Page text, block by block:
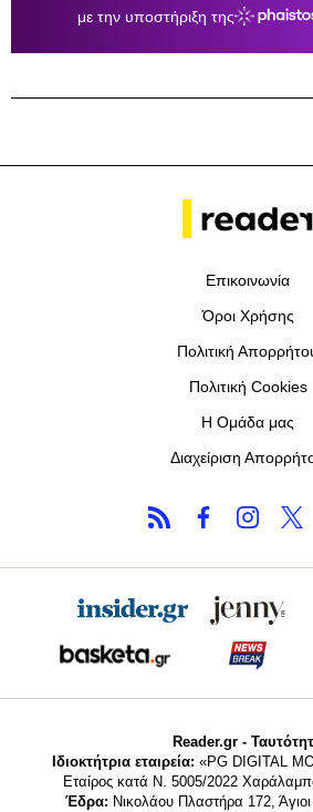
Επικοινωνία
Όροι Χρήσης
Πολιτική
Πολιτική Cookies
Η Ομάδα μας
Διαχείριση
Reader.gr -
Ιδιοκτήτρια εταιρεία: «PG DIGITAL
Εταίρος κατά Ν. 5005/2022
Έδρα: Νικολάου Πλαστήρα 172,